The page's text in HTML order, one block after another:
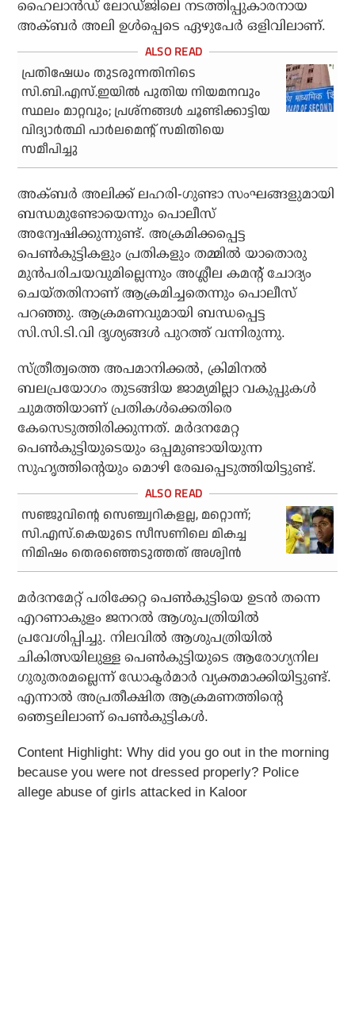
ഹൈലാന്‍ഡ് ലോഡ്ജിലെ നടത്തിപ്പുകാരനായ
അക്ബര്‍ അലി ഉള്‍പ്പെടെ ഏഴുപേര്‍ ഒളിവിലാണ്.
പ്രതിഷേധം തുടരുന്നതിനിടെ
സി.ബി.എസ്.ഇയില്‍ പുതിയ നിയമനവും
സ്ഥലം മാറ്റവും; പ്രശ്‌നങ്ങള്‍ ചൂണ്ടിക്കാട്ടിയ
വിദ്യാര്‍ത്ഥി പാര്‍ലമെന്റ് സമിതിയെ
സമീപിച്ചു
അക്ബര്‍ അലിക്ക് ലഹരി-ഗുണ്ടാ സംഘങ്ങളുമായി
ബന്ധമുണ്ടോയെന്നും പൊലീസ്
അന്വേഷിക്കുന്നുണ്ട്. അക്രമിക്കപ്പെട്ട
പെണ്‍കുട്ടികളും പ്രതികളും തമ്മില്‍ യാതൊരു
മുന്‍പരിചയവുമില്ലെന്നും അശ്ലീല കമന്റ് ചോദ്യം
ചെയ്തതിനാണ് ആക്രമിച്ചതെന്നും പൊലീസ്
പറഞ്ഞു. ആക്രമണവുമായി ബന്ധപ്പെട്ട
സി.സി.ടി.വി ദൃശ്യങ്ങള്‍ പുറത്ത് വന്നിരുന്നു.
സ്ത്രീത്വത്തെ അപമാനിക്കല്‍, ക്രിമിനല്‍
ബലപ്രയോഗം തുടങ്ങിയ ജാമ്യമില്ലാ വകുപ്പുകള്‍
ചുമത്തിയാണ് പ്രതികള്‍ക്കെതിരെ
കേസെടുത്തിരിക്കുന്നത്. മര്‍ദനമേറ്റ
പെണ്‍കുട്ടിയുടെയും ഒപ്പമുണ്ടായിയുന്ന
സുഹൃത്തിന്റെയും മൊഴി രേഖപ്പെടുത്തിയിട്ടുണ്ട്.
സഞ്ജുവിന്റെ സെഞ്ച്വറികളല്ല, മറ്റൊന്ന്;
സി.എസ്.കെയുടെ സീസണിലെ മികച്ച
നിമിഷം തെരഞ്ഞെടുത്തത് അശ്വിന്‍
മര്‍ദനമേറ്റ് പരിക്കേറ്റ പെണ്‍കുട്ടിയെ ഉടന്‍ തന്നെ
എറണാകുളം ജനറല്‍ ആശുപത്രിയില്‍
പ്രവേശിപ്പിച്ചു. നിലവില്‍ ആശുപത്രിയില്‍
ചികിത്സയിലുള്ള പെണ്‍കുട്ടിയുടെ ആരോഗ്യനില
ഗുരുതരമല്ലെന്ന് ഡോക്ടര്‍മാര്‍ വ്യക്തമാക്കിയിട്ടുണ്ട്.
എന്നാല്‍ അപ്രതീക്ഷിത ആക്രമണത്തിന്റെ
ഞെട്ടലിലാണ് പെണ്‍കുട്ടികള്‍.
Content Highlight: Why did you go out in the morning
because you were not dressed properly? Police
allege abuse of girls attacked in Kaloor